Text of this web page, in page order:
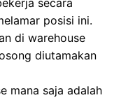
secara
posisi ini.
di warehouse
diutamakan
mana saja adalah